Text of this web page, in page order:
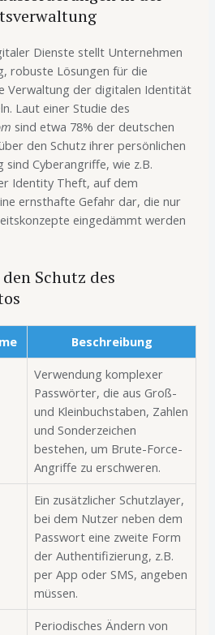
Dienste stellt Unternehmen
robuste Lösungen für die
Verwaltung der digitalen Identität
Laut einer Studie des
sind etwa 78% der deutschen
den Schutz ihrer persönlichen
sind Cyberangriffe, wie z.B.
Identity Theft, auf dem
ernsthafte Gefahr dar, die nur
eingedämmt werden
Schutz des
Beschreibung
Verwendung komplexer
Passwörter, die aus Groß-
und Kleinbuchstaben, Zahlen
und Sonderzeichen
bestehen, um Brute-Force-
Angriffe zu erschweren.
Ein zusätzlicher Schutzlayer,
bei dem Nutzer neben dem
Passwort eine zweite Form
der Authentifizierung, z.B.
per App oder SMS, angeben
müssen.
Periodisches Ändern von